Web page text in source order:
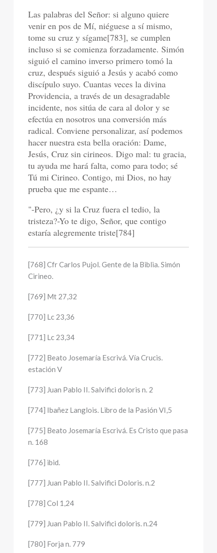
Las palabras del Señor: si alguno quiere
venir en pos de Mí, niéguese a sí mismo,
tome su cruz y sígame[783], se cumplen
incluso si se comienza forzadamente. Simón
siguió el camino inverso primero tomó la
cruz, después siguió a Jesús y acabó como
discípulo suyo. Cuantas veces la divina
Providencia, a través de un desagradable
incidente, nos sitúa de cara al dolor y se
efectúa en nosotros una conversión más
radical. Conviene personalizar, así podemos
hacer nuestra esta bella oración: Dame,
Jesús, Cruz sin cirineos. Digo mal: tu gracia,
tu ayuda me hará falta, como para todo; sé
Tú mi Cirineo. Contigo, mi Dios, no hay
prueba que me espante…
"-Pero, ¿y si la Cruz fuera el tedio, la
tristeza?-Yo te digo, Señor, que contigo
estaría alegremente triste[784]
[768] Cfr Carlos Pujol. Gente de la Biblia. Simón
Cirineo.
[769] Mt 27,32
[770] Lc 23,36
[771] Lc 23,34
[772] Beato Josemaría Escrivá. Vía Crucis.
estación V
[773] Juan Pablo II. Salvifici doloris n. 2
[774] Ibañez Langlois. Libro de la Pasión VI,5
[775] Beato Josemaría Escrivá. Es Cristo que pasa
n. 168
[776] ibid.
[777] Juan Pablo II. Salvifici Doloris. n.2
[778] Col 1,24
[779] Juan Pablo II. Salvifici doloris. n.24
[780] Forja n. 779